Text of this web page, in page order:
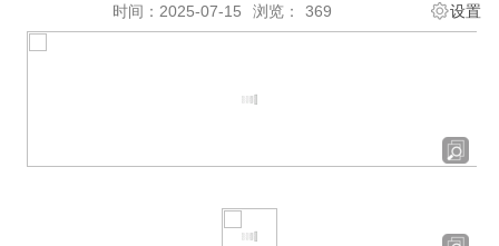
时间：2025-07-15 浏览： 369 设置